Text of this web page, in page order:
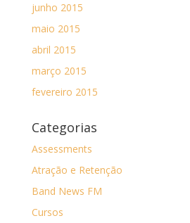
junho 2015
maio 2015
abril 2015
março 2015
fevereiro 2015
Categorias
Assessments
Atração e Retenção
Band News FM
Cursos